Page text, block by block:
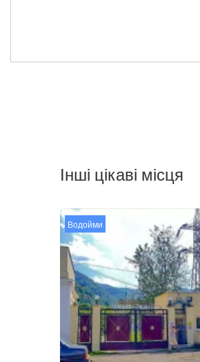
Інші цікаві місця
Водойми